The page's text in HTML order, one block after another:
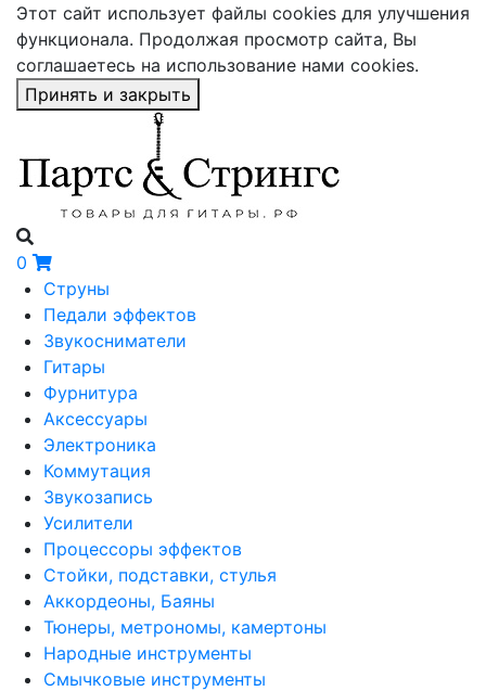
Этот сайт использует файлы cookies для улучшения
функционала. Продолжая просмотр сайта, Вы
соглашаетесь на использование нами cookies.
Принять и закрыть
0
Струны
Педали эффектов
Звукосниматели
Гитары
Фурнитура
Аксессуары
Электроника
Коммутация
Звукозапись
Усилители
Процессоры эффектов
Стойки, подставки, стулья
Аккордеоны, Баяны
Тюнеры, метрономы, камертоны
Народные инструменты
Смычковые инструменты